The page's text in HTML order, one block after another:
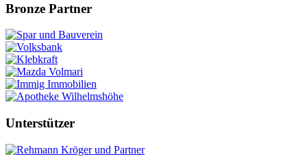
Bronze Partner
Unterstützer